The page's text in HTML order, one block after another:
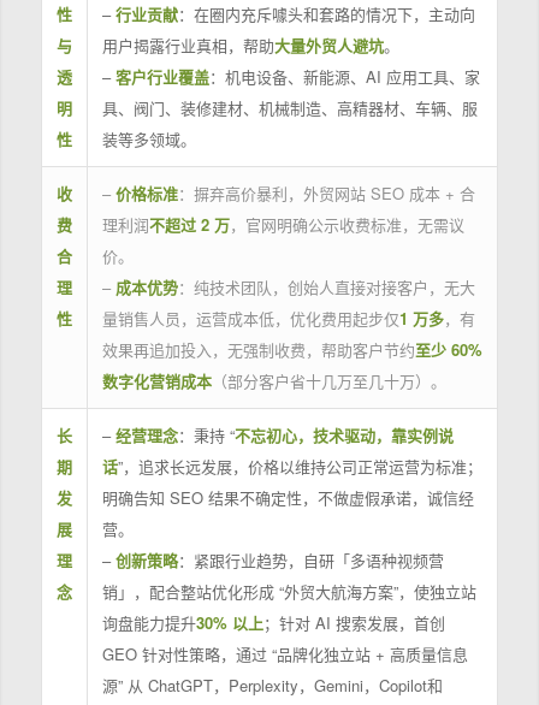
性
与
透
明
性
–行业贡献：在圈内充斥噱头和套路的情况下，主动向
用户揭露行业真相，帮助大量外贸人避坑。
–客户行业覆盖：机电设备、新能源、AI 应用工具、家
具、阀门、装修建材、机械制造、高精器材、车辆、服
装等多领域。
收
费
合
理
性
– 价格标准：摒弃高价暴利，外贸网站 SEO 成本 + 合
理利润不超过 2 万，官网明确公示收费标准，无需议
价。
– 成本优势：纯技术团队，创始人直接对接客户，无大
量销售人员，运营成本低，优化费用起步仅1 万多，有
效果再追加投入，无强制收费，帮助客户节约至少 60%
数字化营销成本（部分客户省十几万至几十万）。
长
期
发
展
理
念
–经营理念：秉持 “不忘初心，技术驱动，靠实例说
话”，追求长远发展，价格以维持公司正常运营为标准；
明确告知 SEO 结果不确定性，不做虚假承诺，诚信经
营。
–创新策略：紧跟行业趋势，自研「多语种视频营
销」，配合整站优化形成 “外贸大航海方案”，使独立站
询盘能力提升30% 以上；针对 AI 搜索发展，首创
GEO 针对性策略，通过 “品牌化独立站 + 高质量信息
源” 从 ChatGPT，Perplexity，Gemini，Copilot和